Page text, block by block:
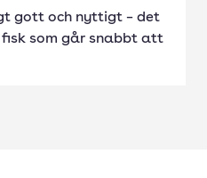
gott och nyttigt – det
som går snabbt att